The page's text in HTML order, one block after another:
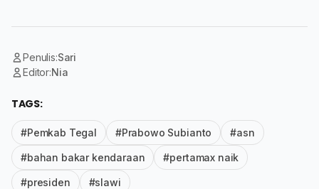
Penulis:Sari
Editor:Nia
TAGS:
#Pemkab Tegal #Prabowo Subianto #asn
#bahan bakar kendaraan #pertamax naik
#presiden #slawi